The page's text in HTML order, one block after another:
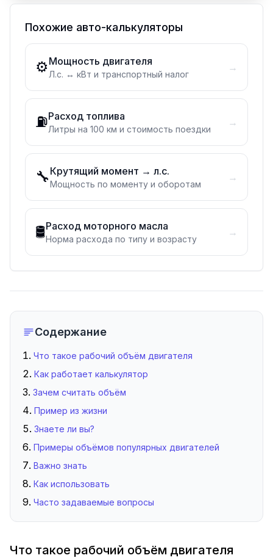
Похожие авто-калькуляторы
⚙️Мощность двигателя
Л.с. ↔ кВт и транспортный налог
→
⛽Расход топлива
Литры на 100 км и стоимость поездки
→
🔧 Крутящий момент → л.с.
Мощность по моменту и оборотам
→
🛢️Расход моторного масла
Норма расхода по типу и возрасту
→
Содержание
Что такое рабочий объём двигателя
Как работает калькулятор
Зачем считать объём
Пример из жизни
Знаете ли вы?
Примеры объёмов популярных двигателей
Важно знать
Как использовать
Часто задаваемые вопросы
Что такое рабочий объём двигателя